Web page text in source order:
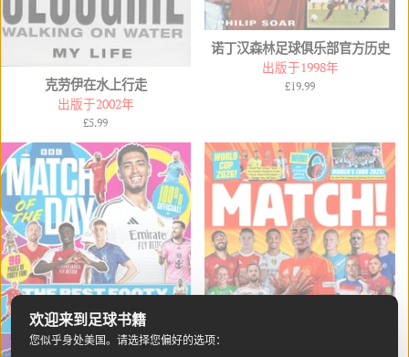
克劳伊在水上行走
出版于2002年
常
价
格
£5.99
诺丁汉森林足球俱乐部官方历史
出版于1998年
常
£19.99
欢迎来到足球书籍
您似乎身处美国。请选择您偏好的选项：